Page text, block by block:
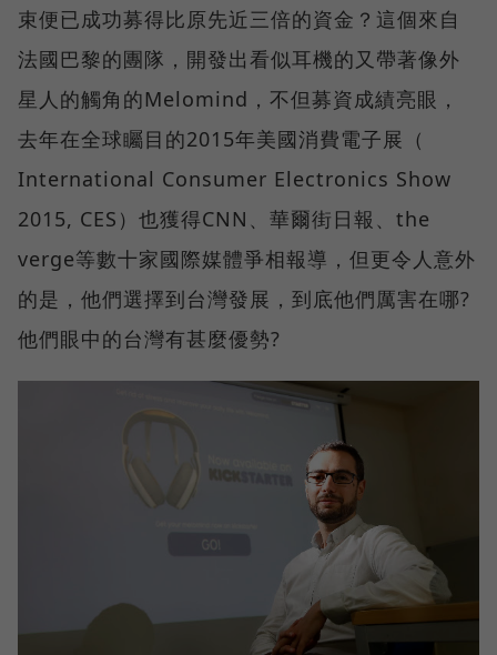
束便已成功募得比原先近三倍的資金？這個來自
法國巴黎的團隊，開發出看似耳機的又帶著像外
星人的觸角的Melomind，不但募資成績亮眼，
去年在全球矚目的2015年美國消費電子展（
International Consumer Electronics Show
2015, CES）也獲得CNN、華爾街日報、the
verge等數十家國際媒體爭相報導，但更令人意外
的是，他們選擇到台灣發展，到底他們厲害在哪?
他們眼中的台灣有甚麼優勢?